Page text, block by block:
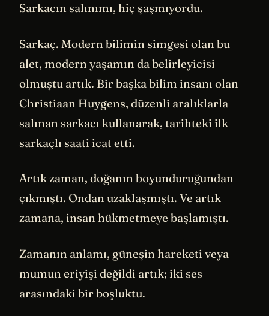
Sarkacın salınımı, hiç şaşmıyordu.
Sarkaç. Modern bilimin simgesi olan bu
alet, modern yaşamın da belirleyicisi
olmuştu artık. Bir başka bilim insanı olan
Christiaan Huygens, düzenli aralıklarla
salınan sarkacı kullanarak, tarihteki ilk
sarkaçlı saati icat etti.
Artık zaman, doğanın boyunduruğundan
çıkmıştı. Ondan uzaklaşmıştı. Ve artık
zamana, insan hükmetmeye başlamıştı.
Zamanın anlamı, güneşin hareketi veya
mumun eriyişi değildi artık; iki ses
arasındaki bir boşluktu.